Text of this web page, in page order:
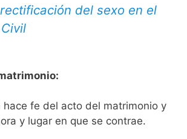
del sexo en el
hace fe del acto del matrimonio y
y lugar en que se contrae.